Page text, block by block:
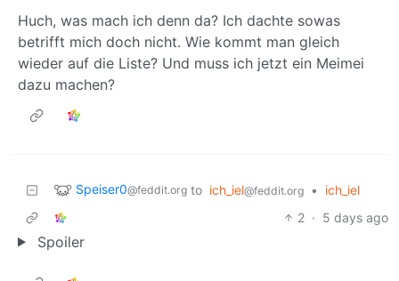
Huch, was mach ich denn da? Ich dachte sowas
betrifft mich doch nicht. Wie kommt man gleich
wieder auf die Liste? Und muss ich jetzt ein Meimei
dazu machen?
Speiser0@feddit.org to ich_iel@feddit.org •
ich_iel
2 · 5 days ago
Spoiler